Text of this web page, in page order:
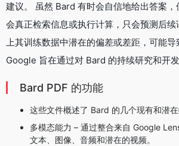
建议。 虽然 Bard 有时会自信地给出答案
会真正检索信息或执行计算，只会预测后
上其训练数据中潜在的偏差或差距，可能
Google 旨在通过对 Bard 的持续研究和开发
Bard PDF 的功能
这些文件概述了 Bard 的几个现有和潜在
多模态能力 – 通过整合来自 Google
文本、图像、音频和潜在的视频。